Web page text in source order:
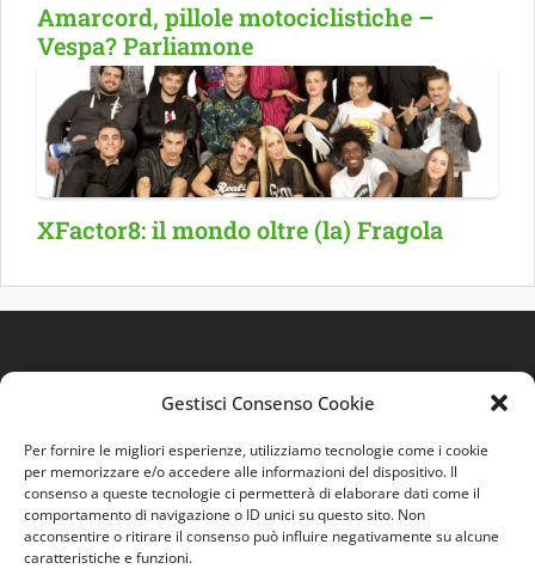
Gestisci Consenso Cookie
Per fornire le migliori esperienze, utilizziamo tecnologie come i cookie
per memorizzare e/o accedere alle informazioni del dispositivo. Il
consenso a queste tecnologie ci permetterà di elaborare dati come il
comportamento di navigazione o ID unici su questo sito. Non
acconsentire o ritirare il consenso può influire negativamente su alcune
caratteristiche e funzioni.
Amarcord, pillole motociclistiche –
Vespa? Parliamone
XFactor8: il mondo oltre (la) Fragola
Quest'opera è distribuita con LicenzaCreative
Commons 3.0 Italia.